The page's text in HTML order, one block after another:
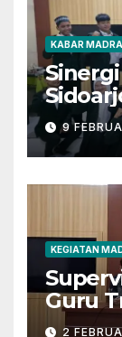
KABAR
Sinergi
9
KEGIATAN
Guru
MTsN
2